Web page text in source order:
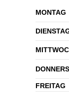
MONTAG
FREITAG